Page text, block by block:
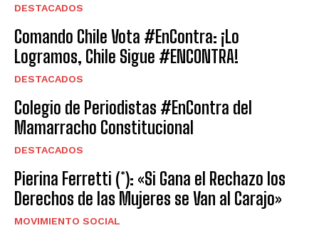
DESTACADOS
Comando Chile Vota #EnContra: ¡Lo
Logramos, Chile Sigue #ENCONTRA!
DESTACADOS
Colegio de Periodistas #EnContra del
Mamarracho Constitucional
DESTACADOS
Pierina Ferretti (*): «Si Gana el Rechazo los
Derechos de las Mujeres se Van al Carajo»
MOVIMIENTO SOCIAL